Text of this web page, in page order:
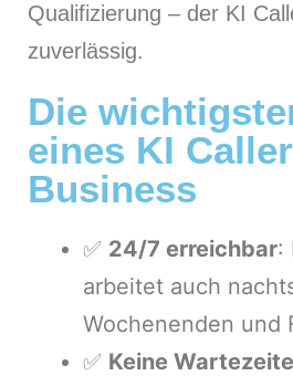
Qualifizierung – der KI
zuverlässig.
Die
eines KI
Business
✅ 24/7 erreichbar:
arbeitet auch
Wochenenden und
✅ Keine